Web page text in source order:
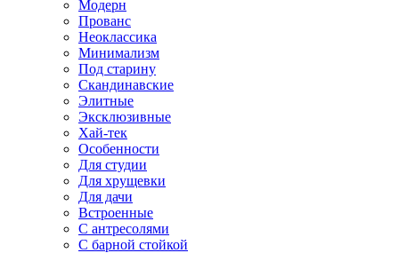
Модерн
Прованс
Неоклассика
Минимализм
Под старину
Скандинавские
Элитные
Эксклюзивные
Хай-тек
Особенности
Для студии
Для хрущевки
Для дачи
Встроенные
С антресолями
С барной стойкой